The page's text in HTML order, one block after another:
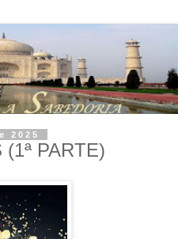
2025
PARTE)